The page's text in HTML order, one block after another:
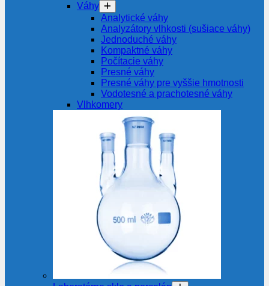
Váhy
Analytické váhy
Analyzátory vlhkosti (sušiace váhy)
Jednoduché váhy
Kompaktné váhy
Počítacie váhy
Presné váhy
Presné váhy pre vyššie hmotnosti
Vodotesné a prachotesné váhy
Vlhkomery